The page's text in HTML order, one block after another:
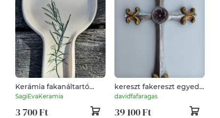
Kerámia fakanáltartó
feliratos
SagiEvaKeramia
3 700 Ft
kereszt fakereszt egyedi
kereszt kereszténydísz
falikereszt korpusz fali
feszület festett
davidfafaragas
39 100 Ft